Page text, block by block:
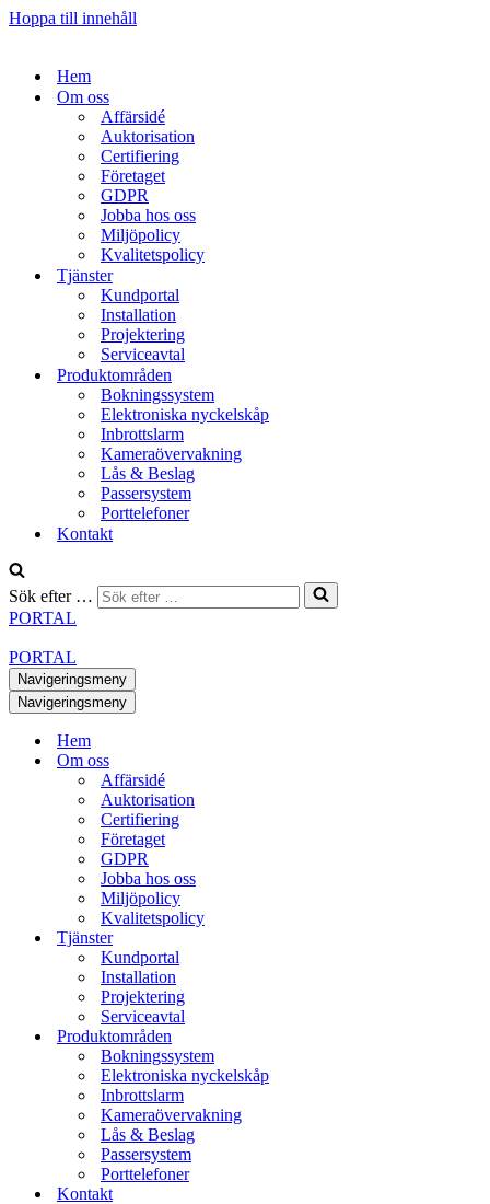
Hoppa till innehåll
Hem
Om oss
Affärsidé
Auktorisation
Certifiering
Företaget
GDPR
Jobba hos oss
Miljöpolicy
Kvalitetspolicy
Tjänster
Kundportal
Installation
Projektering
Serviceavtal
Produktområden
Bokningssystem
Elektroniska nyckelskåp
Inbrottslarm
Kameraövervakning
Lås & Beslag
Passersystem
Porttelefoner
Kontakt
Sök efter …
PORTAL
PORTAL
Navigeringsmeny
Navigeringsmeny
Hem
Om oss
Affärsidé
Auktorisation
Certifiering
Företaget
GDPR
Jobba hos oss
Miljöpolicy
Kvalitetspolicy
Tjänster
Kundportal
Installation
Projektering
Serviceavtal
Produktområden
Bokningssystem
Elektroniska nyckelskåp
Inbrottslarm
Kameraövervakning
Lås & Beslag
Passersystem
Porttelefoner
Kontakt